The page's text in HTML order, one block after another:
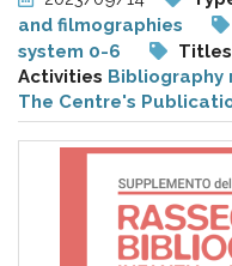
e
analisi
pr
and filmographies
system 0-6
Titles
Activities Bibliography
The Centre's